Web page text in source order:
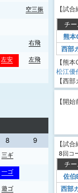
空三振
右飛
左安 左飛
8
9
三ギ
一ゴ
遊ゴ
【試合
チー
熊本
西部
【熊本
松江優
【西部
【開始
【試合
8回コ
チー
佐伯
西部